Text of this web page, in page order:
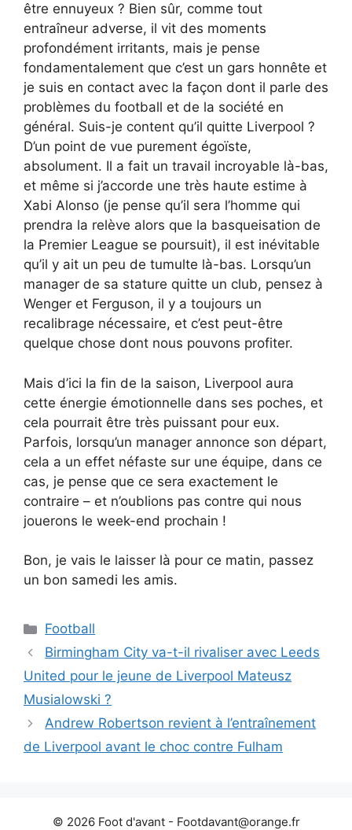
être ennuyeux ? Bien sûr, comme tout
entraîneur adverse, il vit des moments
profondément irritants, mais je pense
fondamentalement que c’est un gars honnête et
je suis en contact avec la façon dont il parle des
problèmes du football et de la société en
général. Suis-je content qu’il quitte Liverpool ?
D’un point de vue purement égoïste,
absolument. Il a fait un travail incroyable là-bas,
et même si j’accorde une très haute estime à
Xabi Alonso (je pense qu’il sera l’homme qui
prendra la relève alors que la basqueisation de
la Premier League se poursuit), il est inévitable
qu’il y ait un peu de tumulte là-bas. Lorsqu’un
manager de sa stature quitte un club, pensez à
Wenger et Ferguson, il y a toujours un
recalibrage nécessaire, et c’est peut-être
quelque chose dont nous pouvons profiter.
Mais d’ici la fin de la saison, Liverpool aura
cette énergie émotionnelle dans ses poches, et
cela pourrait être très puissant pour eux.
Parfois, lorsqu’un manager annonce son départ,
cela a un effet néfaste sur une équipe, dans ce
cas, je pense que ce sera exactement le
contraire – et n’oublions pas contre qui nous
jouerons le week-end prochain !
Bon, je vais le laisser là pour ce matin, passez
un bon samedi les amis.
Catégories
Football
Birmingham City va-t-il rivaliser avec Leeds
United pour le jeune de Liverpool Mateusz
Musialowski ?
Andrew Robertson revient à l’entraînement
de Liverpool avant le choc contre Fulham
© 2026 Foot d'avant - Footdavant@orange.fr